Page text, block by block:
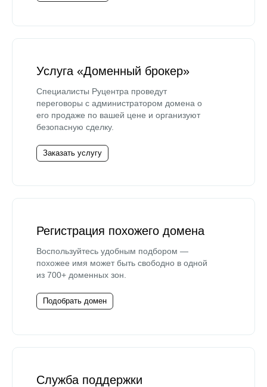
Услуга «Доменный брокер»
Специалисты Руцентра проведут
переговоры с администратором домена о
его продаже по вашей цене и организуют
безопасную сделку.
Заказать услугу
Регистрация похожего домена
Воспользуйтесь удобным подбором —
похожее имя может быть свободно в одной
из 700+ доменных зон.
Подобрать домен
Служба поддержки